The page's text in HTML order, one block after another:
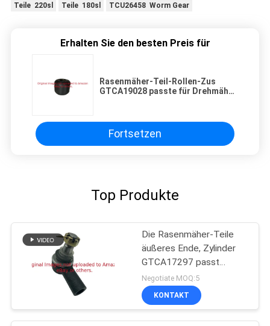
Teile 220sl Teile 180sl TCU26458 Worm Gear
Erhalten Sie den besten Preis für
Rasenmäher-Teil-Rollen-Zus
GTCA19028 passte für Drehmäher
Fortsetzen
Top Produkte
Die Rasenmäher-Teile
äußeres Ende, Zylinder
GTCA17297 passt
Deere-Mäher
Negotiate MOQ:5
KONTAKT